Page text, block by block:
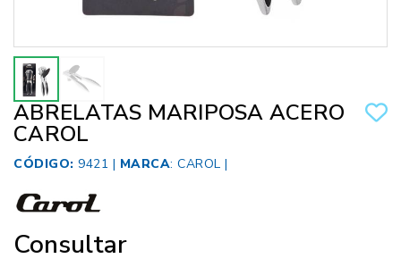
ABRELATAS MARIPOSA ACERO
CAROL
CÓDIGO: 9421 | MARCA: CAROL |
Consultar